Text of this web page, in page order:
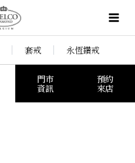
套戒 永恆鑽戒
門市
資訊
預約
來店